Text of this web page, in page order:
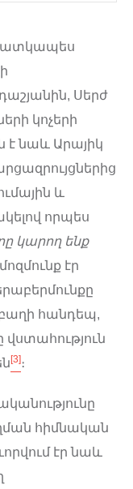
հատկապես
Սերժ
կոչերի
նաև Արայիկ
և
որպես
կարող ենք
էր
հանդեպ,
վստահություն
[3] ։
հիմնական
էր նաև